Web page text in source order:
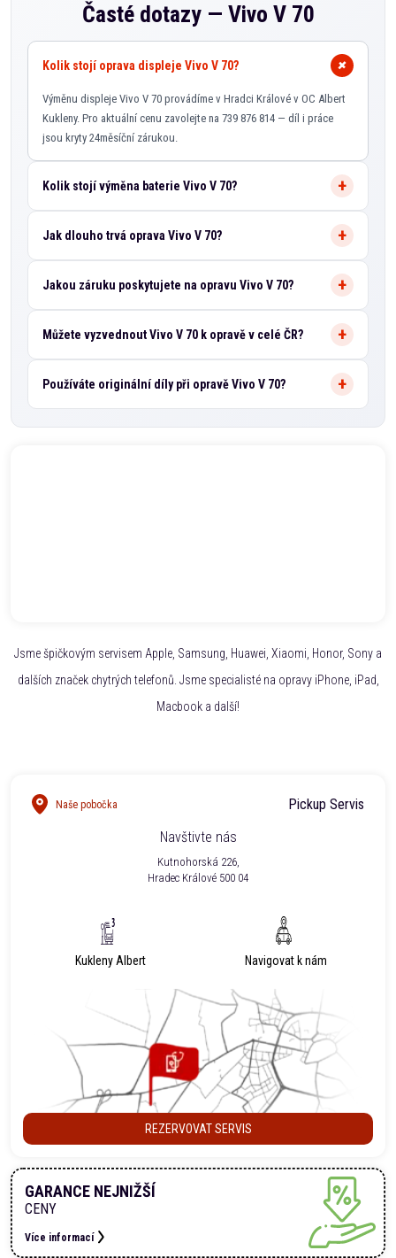
Časté dotazy — Vivo V 70
Kolik stojí oprava displeje Vivo V 70?
Výměnu displeje Vivo V 70 provádíme v Hradci Králové v OC Albert
Kukleny. Pro aktuální cenu zavolejte na 739 876 814 — díl i práce
jsou kryty 24měsíční zárukou.
Kolik stojí výměna baterie Vivo V 70?
Jak dlouho trvá oprava Vivo V 70?
Jakou záruku poskytujete na opravu Vivo V 70?
Můžete vyzvednout Vivo V 70 k opravě v celé ČR?
Používáte originální díly při opravě Vivo V 70?
Jsme špičkovým servisem Apple, Samsung, Huawei, Xiaomi, Honor, Sony a
dalších značek chytrých telefonů. Jsme specialisté na opravy iPhone, iPad,
Macbook a další!
Naše pobočka
Pickup Servis
Navštivte nás
Kutnohorská 226,
Hradec Králové 500 04
Kukleny Albert Navigovat k nám
REZERVOVAT SERVIS
GARANCE NEJNIŽŠÍ
CENY
Více informací